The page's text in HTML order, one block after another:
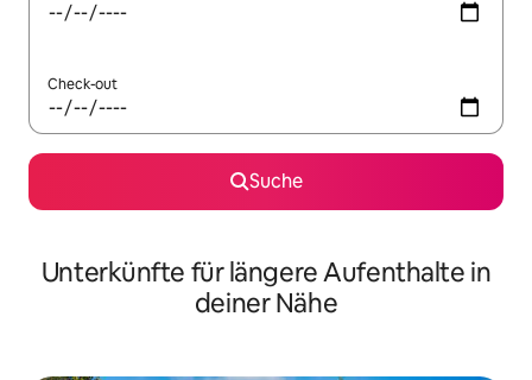
Check-out
Suche
Unterkünfte für längere Aufenthalte in
deiner Nähe